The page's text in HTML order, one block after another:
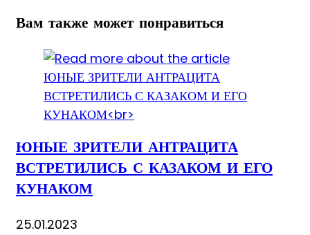
Вам также может понравиться
ЮНЫЕ ЗРИТЕЛИ АНТРАЦИТА
ВСТРЕТИЛИСЬ С КАЗАКОМ И ЕГО
КУНАКОМ
25.01.2023